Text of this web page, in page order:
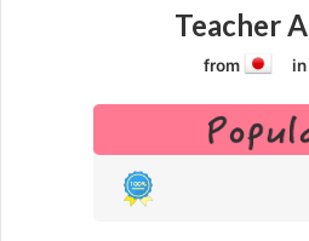
Teacher
from in